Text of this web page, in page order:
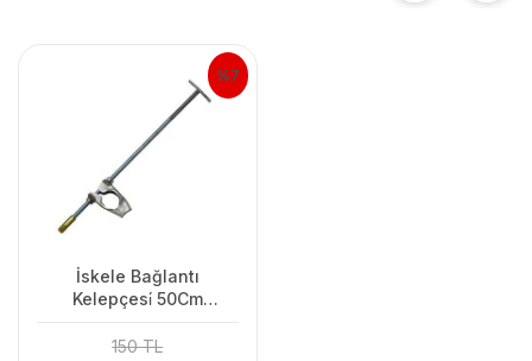
%7
İskele Bağlantı
Kelepçesi̇ 50Cm
150 TL